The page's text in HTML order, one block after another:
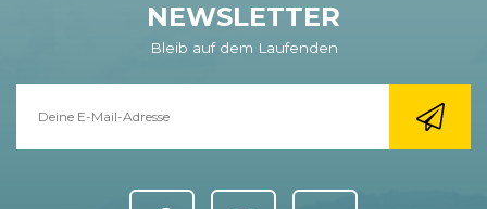
NEWSLETTER
Bleib auf dem Laufenden